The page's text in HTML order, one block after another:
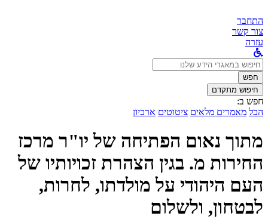
התחבר
צור קשר
עזרה
לחפש
ב:חפש
חיפוש מתקדם
חפש ב:
הכל מאמרים מלאים ציטוטים ארכיון
מתוך נאום הפתיחה של יו"ר מרכז
החירות מ. בגין הצהרת זכויותיו של
העם היהודי על מולדתו, לחרות,
לבטחון, ולשלום